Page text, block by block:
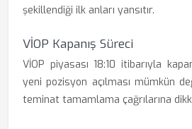
şekillendiği ilk anları yansıtır.
VİOP Kapanış Süreci
VİOP piyasası 18:10 itibarıyla
yeni pozisyon açılması mümkün
teminat tamamlama çağrılarına